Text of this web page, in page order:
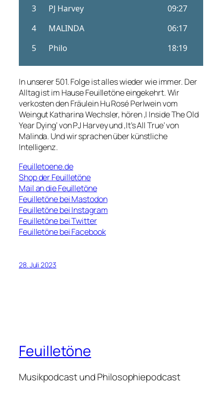
In unserer 501. Folge ist alles wieder wie immer. Der
Alltag ist im Hause Feuilletöne eingekehrt. Wir
verkosten den Fräulein Hu Rosé Perlwein vom
Weingut Katharina Wechsler, hören ‚I Inside The Old
Year Dying‘ von PJ Harvey und ‚It’s All True‘ von
Malinda. Und wir sprachen über künstliche
Intelligenz.
Feuilletoene.de
Shop der Feuilletöne
Mail an die Feuilletöne
Feuilletöne bei Mastodon
Feuilletöne bei Instagram
Feuilletöne bei Twitter
Feuilletöne bei Facebook
28. Juli 2023
Feuilletöne
Musikpodcast und Philosophiepodcast